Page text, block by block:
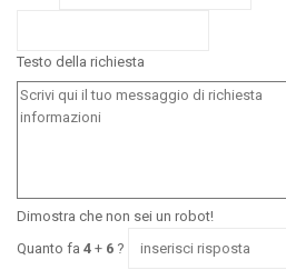
Testo della richiesta
Dimostra che non sei un robot!
Quanto fa 4 + 6 ?